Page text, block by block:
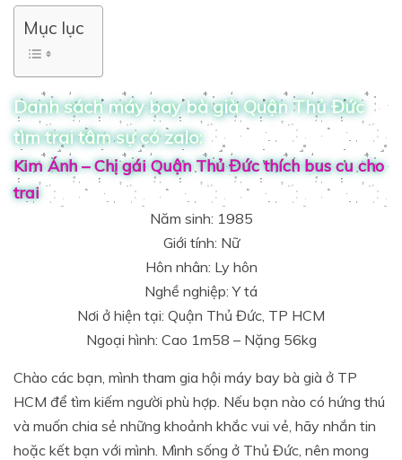
Mục lục
Danh sách máy bay bà già Quận Thủ Đức
tìm trai tâm sự có zalo:
Kim Ánh – Chị gái Quận Thủ Đức thích bus cu cho
trai
Năm sinh: 1985
Giới tính: Nữ
Hôn nhân: Ly hôn
Nghề nghiệp: Y tá
Nơi ở hiện tại: Quận Thủ Đức, TP HCM
Ngoại hình: Cao 1m58 – Nặng 56kg
Chào các bạn, mình tham gia hội máy bay bà già ở TP
HCM để tìm kiếm người phù hợp. Nếu bạn nào có hứng thú
và muốn chia sẻ những khoảnh khắc vui vẻ, hãy nhắn tin
hoặc kết bạn với mình. Mình sống ở Thủ Đức, nên mong